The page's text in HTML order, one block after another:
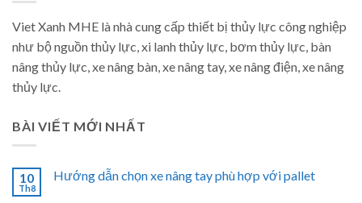
Viet Xanh MHE là nhà cung cấp thiết bị thủy lực công nghiệp
như bộ nguồn thủy lực, xi lanh thủy lực, bơm thủy lực, bàn
nâng thủy lực, xe nâng bàn, xe nâng tay, xe nâng điện, xe nâng
thủy lực.
BÀI VIẾT MỚI NHẤT
10
Th8
Hướng dẫn chọn xe nâng tay phù hợp với pallet